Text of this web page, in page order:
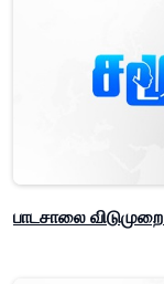
பாடசாலை